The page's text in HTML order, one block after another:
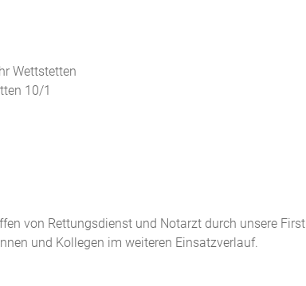
Wettstetten
10/1
von Rettungsdienst und Notarzt durch unsere First
und Kollegen im weiteren Einsatzverlauf.